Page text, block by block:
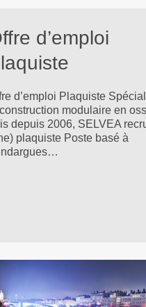
d’emploi
d’emploi Plaquiste
modulaire en
depuis 2006, SELVEA
plaquiste Poste basé à